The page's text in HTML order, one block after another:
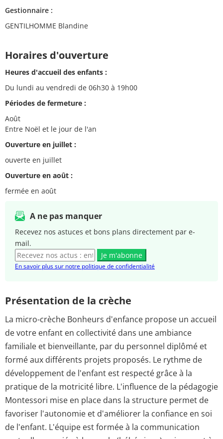
Gestionnaire :
GENTILHOMME Blandine
Horaires d'ouverture
Heures d'accueil des enfants :
Du lundi au vendredi de 06h30 à 19h00
Périodes de fermeture :
Août
Entre Noël et le jour de l'an
Ouverture en juillet :
ouverte en juillet
Ouverture en août :
fermée en août
A ne pas manquer
Recevez nos astuces et bons plans directement par e-
mail.
Je m'abonne
En savoir plus sur notre politique de confidentialité
Présentation de la crèche
La micro-crèche Bonheurs d'enfance propose un accueil
de votre enfant en collectivité dans une ambiance
familiale et bienveillante, par du personnel diplômé et
formé aux différents projets proposés. Le rythme de
développement de l'enfant est respecté grâce à la
pratique de la motricité libre. L'influence de la pédagogie
Montessori mise en place dans la structure permet de
favoriser l'autonomie et d'améliorer la confiance en soi
de l'enfant. L'équipe est formée à la communication